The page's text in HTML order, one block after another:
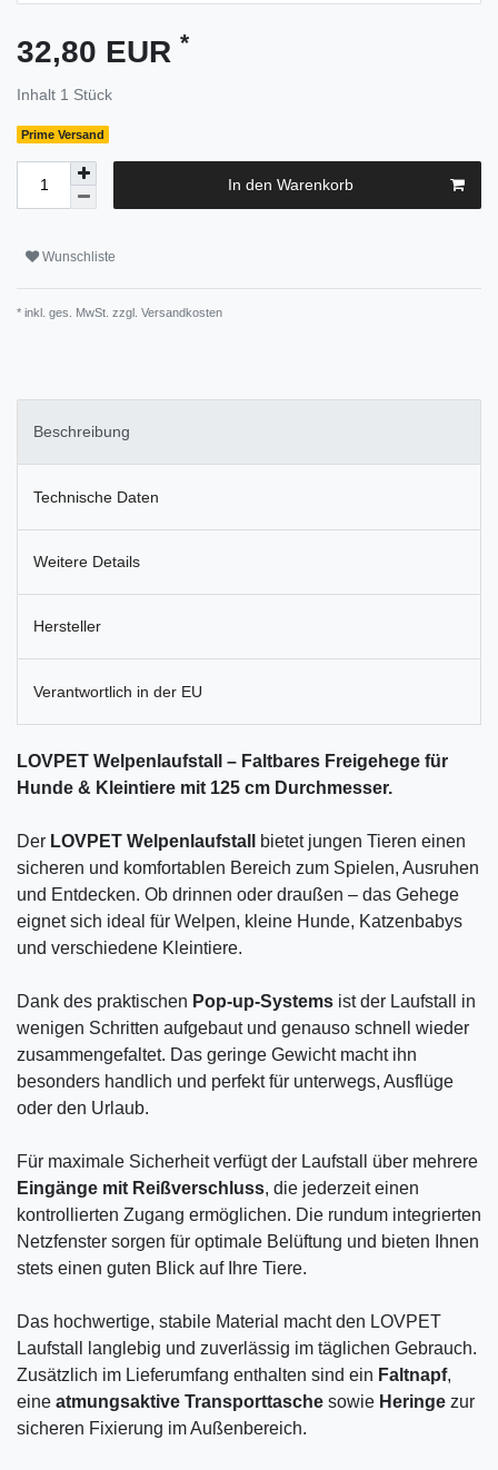
32,80 EUR *
Inhalt 1 Stück
Prime Versand
In den Warenkorb
Wunschliste
* inkl. ges. MwSt. zzgl. Versandkosten
Beschreibung
Technische Daten
Weitere Details
Hersteller
Verantwortlich in der EU
LOVPET Welpenlaufstall – Faltbares Freigehege für
Hunde & Kleintiere mit 125 cm Durchmesser.
Der LOVPET Welpenlaufstall
bietet jungen Tieren einen
sicheren und komfortablen Bereich zum Spielen, Ausruhen
und Entdecken. Ob drinnen oder draußen – das Gehege
eignet sich ideal für Welpen, kleine Hunde, Katzenbabys
und verschiedene Kleintiere.
Dank des praktischen Pop-up-Systems ist der Laufstall in
wenigen Schritten aufgebaut und genauso schnell wieder
zusammengefaltet. Das geringe Gewicht macht ihn
besonders handlich und perfekt für unterwegs, Ausflüge
oder den Urlaub.
Für maximale Sicherheit verfügt der Laufstall über mehrere
Eingänge mit Reißverschluss, die jederzeit einen
kontrollierten Zugang ermöglichen. Die rundum integrierten
Netzfenster sorgen für optimale Belüftung und bieten Ihnen
stets einen guten Blick auf Ihre Tiere.
Das hochwertige, stabile Material macht den LOVPET
Laufstall langlebig und zuverlässig im täglichen Gebrauch.
Zusätzlich im Lieferumfang enthalten sind ein Faltnapf,
eine atmungsaktive Transporttasche sowie Heringe zur
sicheren Fixierung im Außenbereich.